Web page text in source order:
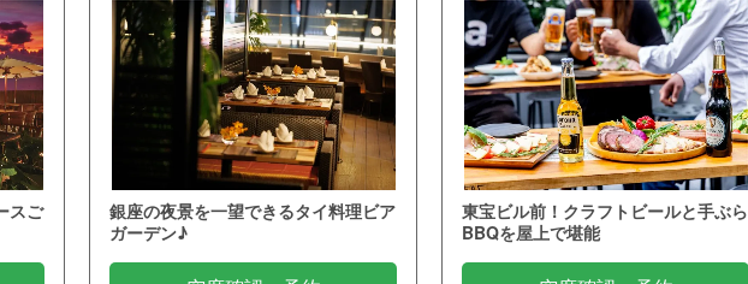
スご
銀座の夜景を一望できるタイ料理ビア
ガーデン♪
東宝ビル前！クラフトビールと手ぶら
BBQを屋上で堪能